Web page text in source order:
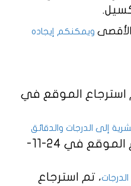
ويمكنكم إيجاده
استرجاع الموقع في
إلى الدرجات والدقائق
، تم استرجاع الموقع في 24-11-
، تم استرجاع